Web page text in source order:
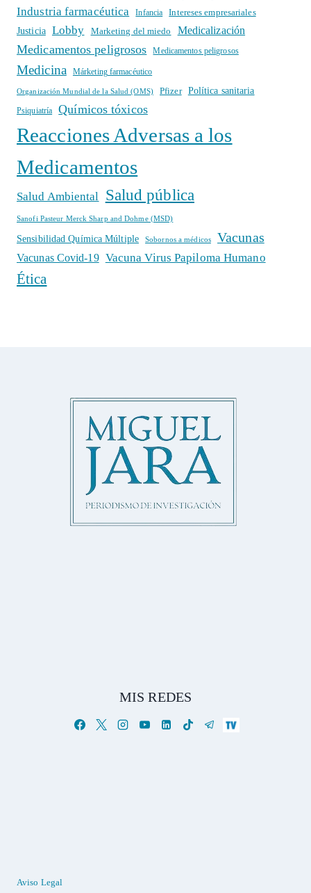
Industria farmacéutica Infancia
Intereses empresariales
Justicia
Lobby Marketing del miedo Medicalización
Medicamentos peligrosos Medicamentos peligrosos
Medicina Márketing farmacéutico
Organización Mundial de la Salud (OMS) Pfizer Política sanitaria
Psiquiatría Químicos tóxicos
Reacciones Adversas a los
Medicamentos
Salud Ambiental Salud pública
Sanofi Pasteur Merck Sharp and Dohme (MSD)
Sensibilidad Química Múltiple Sobornos a médicos Vacunas
Vacunas Covid-19 Vacuna Virus Papiloma Humano
Ética
MIS REDES
Aviso Legal